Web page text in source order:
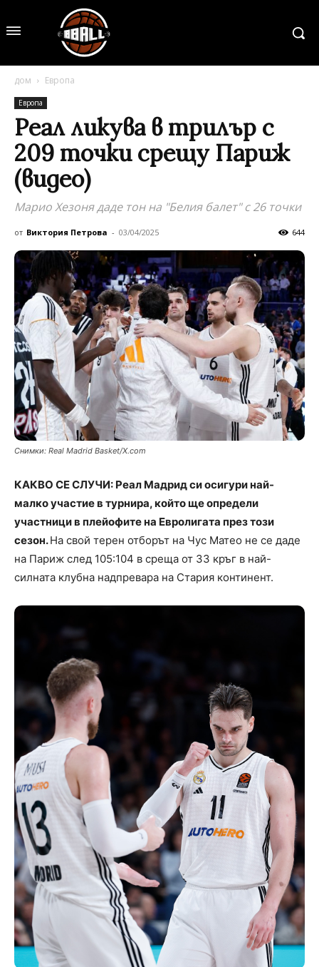
дом Европа
Европа
Реал ликува в трилър с
209 точки срещу Париж
(видео)
Марио Хезоня даде тон на "Белия балет" с 26 точки
от Виктория Петрова - 03/04/2025 644
Снимки: Real Madrid Basket/X.com
КАКВО СЕ СЛУЧИ: Реал Мадрид си осигури най-
малко участие в турнира, който ще определи
участници в плейофите на Евролигата през този
сезон.На свой терен отборът на Чус Матео не се даде
на Париж след 105:104 в среща от 33 кръг в най-
силната клубна надпревара на Стария континент.